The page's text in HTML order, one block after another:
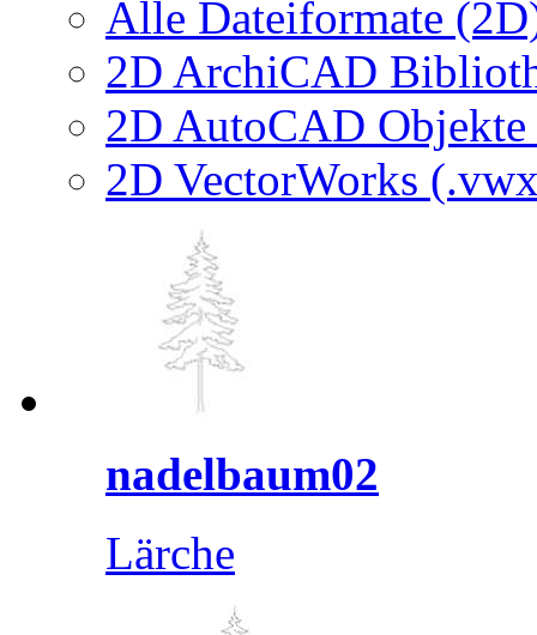
Alle Dateiformate
2D ArchiCAD
2D AutoCAD
2D VectorWorks
nadelbaum02
Lärche